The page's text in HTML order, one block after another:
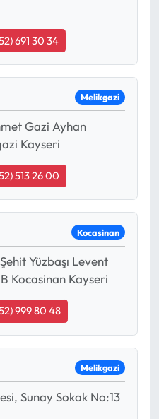
691 30 34
Melikgazi
Gazi Ayhan
Kayseri
513 26 00
Kocasinan
Yüzbaşı Levent
Kocasinan Kayseri
999 80 48
Melikgazi
Sunay Sokak No:13